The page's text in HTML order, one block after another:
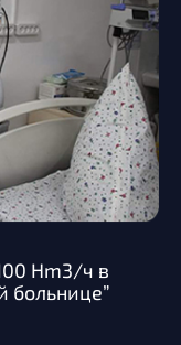
Hm3/ч в
больнице”